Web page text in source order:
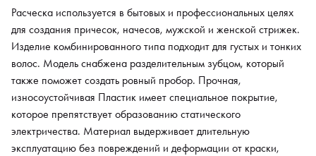
Расческа используется в бытовых и профессиональных целях
для создания причесок, начесов, мужской и женской стрижек.
Изделие комбинированного типа подходит для густых и тонких
волос. Модель снабжена разделительным зубцом, который
также поможет создать ровный пробор. Прочная,
износоустойчивая Пластик имеет специальное покрытие,
которое препятствует образованию статического
электричества. Материал выдерживает длительную
эксплуатацию без повреждений и деформации от краски,